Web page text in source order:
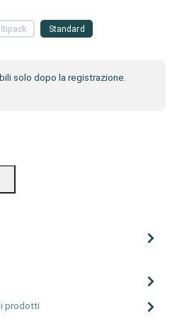
Standard
solo dopo la registrazione.
prodotti